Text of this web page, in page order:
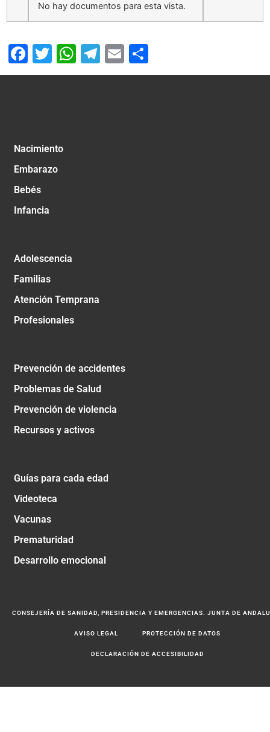
No hay documentos para esta vista.
Facebook
Twitter
WhatsApp
Telegram
Email
Nacimiento
Embarazo
Bebés
Infancia
Adolescencia
Familias
Atención Temprana
Profesionales
Prevención de accidentes
Problemas de Salud
Prevención de violencia
Recursos y activos
Guías para cada edad
Videoteca
Vacunas
Prematuridad
Desarrollo emocional
CONSEJERÍA DE SANIDAD, PRESIDENCIA Y EMERGENCIAS. JUNTA DE
AVISO LEGAL PROTECCIÓN DE DATOS
DECLARACIÓN DE ACCESIBILIDAD